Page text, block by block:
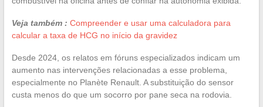
Veja também : Compreender e usar uma calculadora para
calcular a taxa de HCG no início da gravidez
Desde 2024, os relatos em fóruns especializados indicam um
aumento nas intervenções relacionadas a esse problema,
especialmente no Planète Renault. A substituição do sensor
custa menos do que um socorro por pane seca na rodovia.